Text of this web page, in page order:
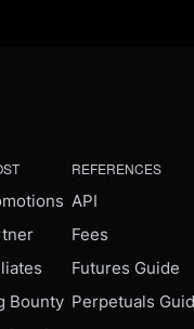
Bounty
REFERENCES
API
Fees
Futures Guide
Perpetuals